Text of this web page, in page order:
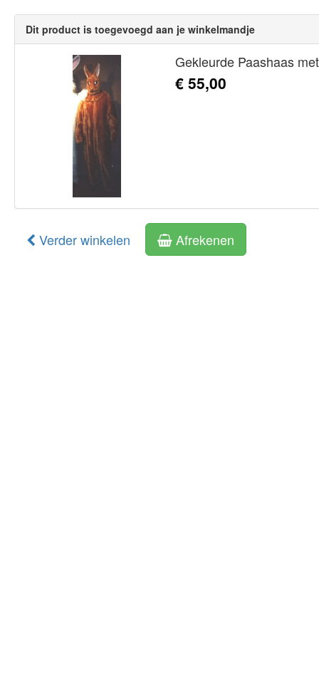
Dit product is toegevoegd aan je winkelmandje
Gekleurde Paashaas
€ 55,00
Verder winkelen Afrekenen